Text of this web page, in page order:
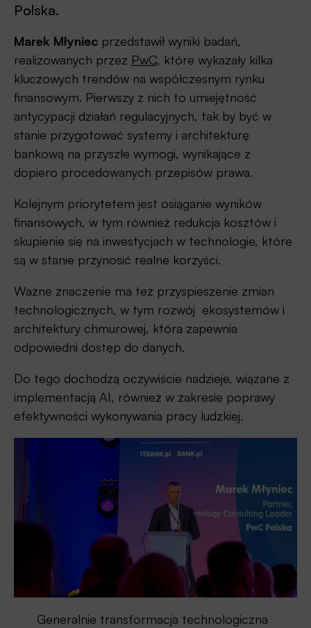
Polska.
Marek Młyniec przedstawił wyniki badań,
realizowanych przez PwC, które wykazały kilka
kluczowych trendów na współczesnym rynku
finansowym. Pierwszy z nich to umiejętność
antycypacji działań regulacyjnych, tak by być w
stanie przygotować systemy i architekturę
bankową na przyszłe wymogi, wynikające z
dopiero procedowanych przepisów prawa.
Kolejnym priorytetem jest osiąganie wyników
finansowych, w tym również redukcja kosztów i
skupienie się na inwestycjach w technologie, które
są w stanie przynosić realne korzyści.
Ważne znaczenie ma też przyspieszenie zmian
technologicznych, w tym rozwój ekosystemów i
architektury chmurowej, która zapewnia
odpowiedni dostęp do danych.
Do tego dochodzą oczywiście nadzieje, wiązane z
implementacją AI, również w zakresie poprawy
efektywności wykonywania pracy ludzkiej.
Generalnie transformacja technologiczna